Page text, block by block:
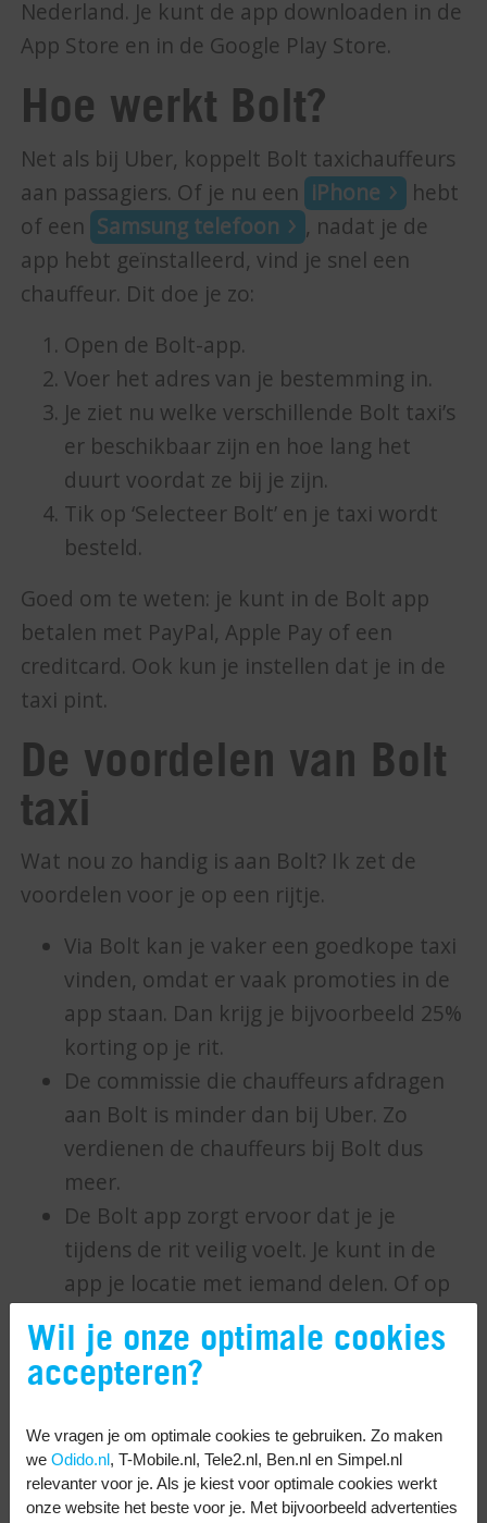
Nederland. Je kunt de app downloaden in de
App Store en in de Google Play Store.
Hoe werkt Bolt?
Net als bij Uber, koppelt Bolt taxichauffeurs
aan passagiers. Of je nu een iPhone
hebt
of een Samsung telefoon
, nadat je de
app hebt geïnstalleerd, vind je snel een
chauffeur. Dit doe je zo:
Open de Bolt-app.
Voer het adres van je bestemming in.
Je ziet nu welke verschillende Bolt taxi’s
er beschikbaar zijn en hoe lang het
duurt voordat ze bij je zijn.
Tik op ‘Selecteer Bolt’ en je taxi wordt
besteld.
Goed om te weten: je kunt in de Bolt app
betalen met PayPal, Apple Pay of een
creditcard. Ook kun je instellen dat je in de
taxi pint.
De voordelen van Bolt
taxi
Wat nou zo handig is aan Bolt? Ik zet de
voordelen voor je op een rijtje.
Via Bolt kan je vaker een goedkope taxi
vinden, omdat er vaak promoties in de
app staan. Dan krijg je bijvoorbeeld 25%
korting op je rit.
De commissie die chauffeurs afdragen
aan Bolt is minder dan bij Uber. Zo
verdienen de chauffeurs bij Bolt dus
meer.
De Bolt app zorgt ervoor dat je je
tijdens de rit veilig voelt. Je kunt in de
app je locatie met iemand delen. Of op
de noodknop drukken. Ook handig: je
kunt een opnamefunctie inschakelen
als de chauffeur ongepaste of
gesprek wordt vervolgens doorgestuurd
naar de klantenservice.
Wil je onze optimale cookies
accepteren?
We vragen je om optimale cookies te gebruiken. Zo maken
we Odido.nl, T-Mobile.nl, Tele2.nl, Ben.nl en Simpel.nl
relevanter voor je. Als je kiest voor optimale cookies werkt
onze website het beste voor je. Met bijvoorbeeld advertenties